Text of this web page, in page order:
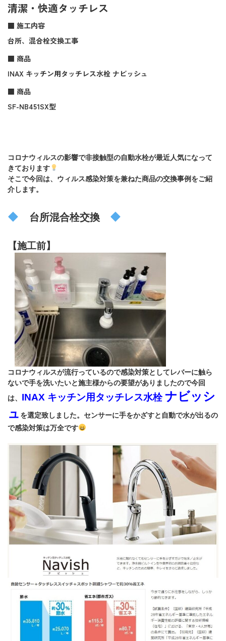
清潔・快適タッチレス
■ 施工内容
台所、混合栓交換工事
■ 商品
INAX キッチン用タッチレス水栓 ナビッシュ
■ 商品
SF-NB451SX型
コロナウィルスの影響で非接触型の自動水栓が最近人気になって
きております
そこで今回は、ウィルス感染対策を兼ねた商品の交換事例をご紹
介します。
台所混合栓交換
【施工前】
コロナウィルスが流行っているので感染対策としてレバーに触ら
ないで手を洗いたいと施主様からの要望がありましたので今回
は、 INAX キッチン用タッチレス水栓ナビッシ
ュ を選定致しました。センサーに手をかざすと自動で水が出るの
で感染対策は万全です